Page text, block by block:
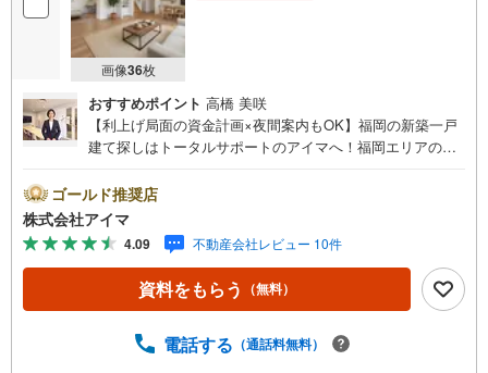
画像36枚
おすすめポイント 高橋 美咲
【利上げ局面の資金計画×夜間案内もOK】福岡の新築一戸
建て探しはトータルサポートのアイマへ！福岡エリアの最
画」から「物件選び」まで全力でバックアップいたしま
す。＼株式会社アイマが選ばれる2大サポート/【プロ目線
のローンの提案力】大手ネット銀行をはじめ多数の金融機
関と提携。お借入期間「最長50年」のプランや今注目の低
金利プランなど、購入後の生活にゆとりを持たせるための
最適な資金計画をご提案します。【フットワーク軽い安心
いて移動が大変」という方も大歓迎。平日・夜間の現地案
ゴールド推奨店
株式会社アイマ
4.09 不動産会社レビュー 10件
資料をもらう （無料）
電話する （通話料無料）